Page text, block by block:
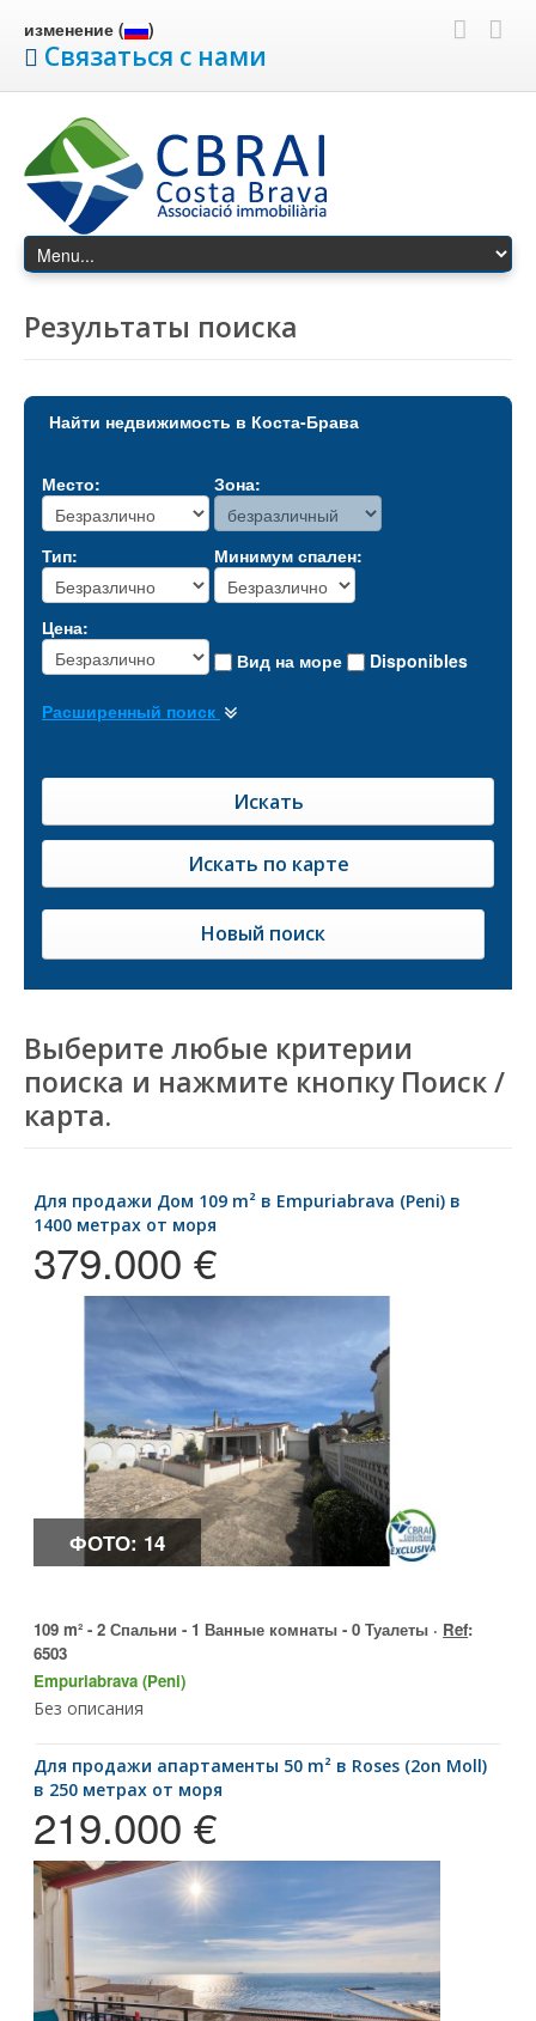
изменение ( )
Связаться с нами
Результаты поиска
Найти недвижимость в Коста-Брава
Место: Зона:
Тип: Минимум спален:
Цена:
Вид на море
Disponibles
Расширенный поиск
Новый поиск
Выберите любые критерии
поиска и нажмите кнопку Поиск /
карта.
для продажи Дом 109 m² в Empuriabrava (Peni) в
1400 метрах от моря
379.000 €
ФОТО: 14
109 m² - 2 Спальни - 1 Ванные комнаты - 0 Туалеты · Ref:
6503
Empuriabrava (Peni)
Без описания
для продажи апартаменты 50 m² в Roses (2on Moll)
в 250 метрах от моря
219.000 €